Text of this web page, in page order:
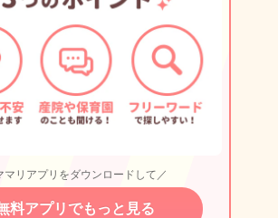
マリアプリをダウンロードして／
料アプリでもっと見る